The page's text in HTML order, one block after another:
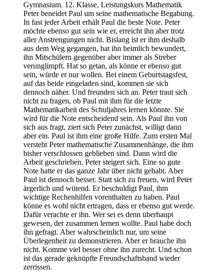
Gymnasium. 12. Klasse, Leistungskurs Mathematik
Peter beneidet Paul um seine mathematische Begabung.
In fast jeder Arbeit erhält Paul die beste Note. Peter
möchte ebenso gut sein wie er, erreicht ihn aber trotz
aller Anstrengungen nicht. Bislang ist er ihm deshalb
aus dem Weg gegangen, hat ihn heimlich bewundert,
ihn Mitschülern gegenüber aber immer als Streber
verunglimpft. Hat so getan, als könne er ebenso gut
sein, würde er nur wollen. Bei einem Geburtstagsfest,
auf das beide eingeladen sind, kommen sie sich
dennoch näher. Und freunden sich an. Peter traut sich
nicht zu fragen, ob Paul mit ihm für die letzte
Mathematikarbeit des Schuljahres lernen könnte. Sie
wird für die Note entscheidend sein. Als Paul ihn von
sich aus fragt, ziert sich Peter zunächst, willigt dann
aber ein. Paul ist ihm eine große Hilfe. Zum ersten Mal
versteht Peter mathematische Zusammenhänge, die ihm
bisher verschlossen geblieben sind. Dann wird die
Arbeit geschrieben. Peter steigert sich. Eine so gute
Note hatte er das ganze Jahr über nicht gehabt. Aber
Paul ist dennoch besser. Statt sich zu freuen, wird Peter
ärgerlich und wütend. Er beschuldigt Paul, ihm
wichtige Rechenhilfen vorenthalten zu haben. Paul
könne es wohl nicht ertragen, dass er ebenso gut werde.
Dafür verachte er ihn. Wer sei es denn überhaupt
gewesen, der zusammen lernen wollte. Paul habe doch
ihn gefragt. Aber wahrscheinlich nur, um seine
Überlegenheit zu demonstrieren. Aber er brauche ihn
nicht. Komme viel besser ohne ihn zurecht. Und schon
ist das gerade geknüpfte Freundschaftsband wieder
zerrissen.